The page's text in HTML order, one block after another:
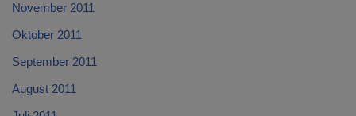
November 2011
Oktober 2011
September 2011
August 2011